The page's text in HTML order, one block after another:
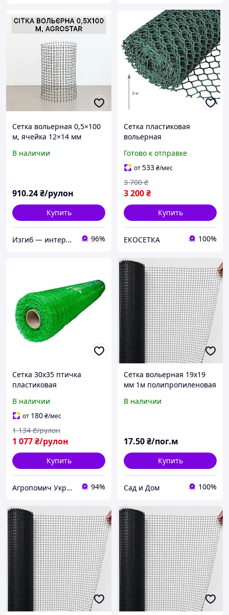
Сетка вольерная 0,5×100
м, ячейка 12×14 мм
971)
В наличии
910.24₴/рулон
Купить
Изгиб — интернет магазин инструмента и расходных материалов 96%
Сетка пластиковая
вольерная
2,00м/30,00м
Готово к отправке
от533₴/мес
3 200₴
3 700 ₴
Купить
ЕКОСЕТКА 100%
Сетка 30х35 птичка
пластиковая
и вольеров 1х50 метров
В наличии
от 180₴/мес
1 077₴/рулон
1 134 ₴/рулон
Купить
Агропомич Украина 94%
Сетка вольерная 19х19
мм 1м полипропиленовая
В наличии
17.50₴/пог.м
Купить
Сад и Дом 100%